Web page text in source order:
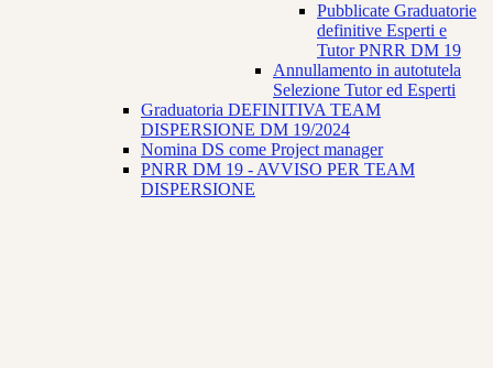
Pubblicate Graduatorie
definitive Esperti e
Tutor PNRR DM 19
Annullamento in autotutela
Selezione Tutor ed Esperti
Graduatoria DEFINITIVA TEAM
DISPERSIONE DM 19/2024
Nomina DS come Project manager
PNRR DM 19 - AVVISO PER TEAM
DISPERSIONE